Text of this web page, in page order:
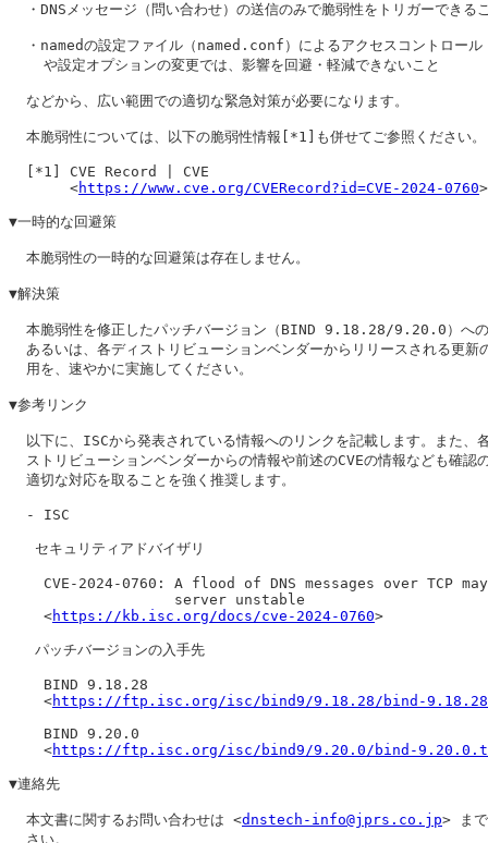
・DNSメッセージ（問い合わせ）の送信のみで脆弱性をトリガーできる
・namedの設定ファイル（named.conf）によるアクセスコントロール
    や設定オプションの変更では、影響を回避・軽減できないこと
  などから、広い範囲での適切な緊急対策が必要になります。
  本脆弱性については、以下の脆弱性情報[*1]も併せてご参照ください。
  [*1] CVE Record | CVE
       <
https://www.cve.org/CVERecord?id=CVE-2024-0760>
▼一時的な回避策
  本脆弱性の一時的な回避策は存在しません。
▼解決策
本脆弱性を修正したパッチバージョン（BIND 9.18.28/9.20.0）へ
あるいは、各ディストリビューションベンダーからリリースされる更新
  用を、速やかに実施してください。
▼参考リンク
以下に、ISCから発表されている情報へのリンクを記載します。また、
ストリビューションベンダーからの情報や前述のCVEの情報なども確認
  適切な対応を取ることを強く推奨します。
  - ISC
   セキュリティアドバイザリ
CVE-2024-0760: A flood of DNS messages over TCP
                   server unstable
    <
https://kb.isc.org/docs/cve-2024-0760>
   パッチバージョンの入手先
    BIND 9.18.28
    <
https://ftp.isc.org/isc/bind9/9.18.28/bind-
    BIND 9.20.0
    <
https://ftp.isc.org/isc/bind9/9.20.0/bind-
▼連絡先
  本文書に関するお問い合わせは <
dnstech-info@jprs.co.jp> まで
  さい。